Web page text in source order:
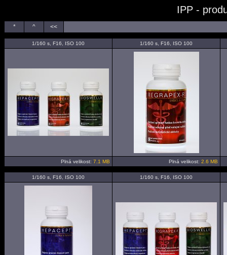
IPP -
* ^ <<
1/160 s, F16, ISO 100 1/160 s, F16, ISO 100
Plná velikost: 7.1 MB Plná velikost: 2.6 MB
1/160 s, F16, ISO 100 1/160 s, F16, ISO 100